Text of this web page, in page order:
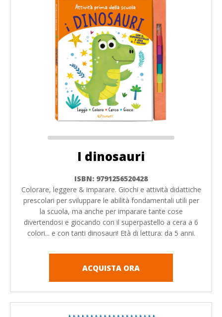
I dinosauri
ISBN: 9791256520428
Colorare, leggere & imparare. Giochi e attività didattiche
prescolari per sviluppare le abilità fondamentali utili per
la scuola, ma anche per imparare tante cose
divertendosi e giocando con il superpastello a cera a 6
colori... e con tanti dinosauri! Età di lettura: da 5 anni.
ACQUISTA ORA